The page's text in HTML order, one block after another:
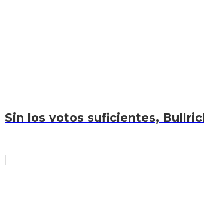
Sin los votos suficientes,